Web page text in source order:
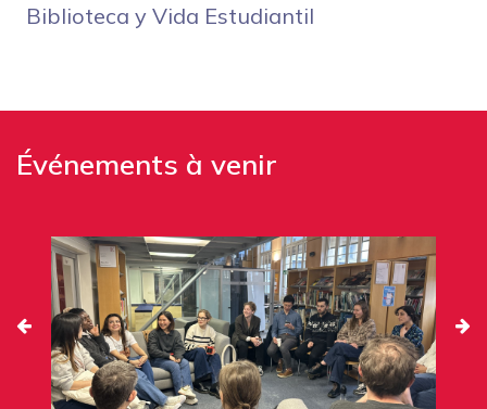
Biblioteca y Vida Estudiantil
Événements à venir